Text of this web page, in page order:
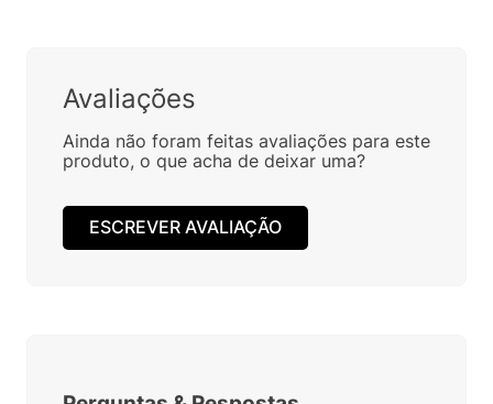
Avaliações
Ainda não foram feitas avaliações para este
produto, o que acha de deixar uma?
ESCREVER AVALIAÇÃO